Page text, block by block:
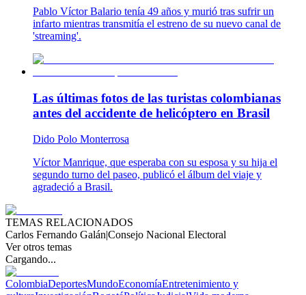
Pablo Víctor Balario tenía 49 años y murió tras sufrir un
infarto mientras transmitía el estreno de su nuevo canal de
'streaming'.
Las últimas fotos de las turistas colombianas
antes del accidente de helicóptero en Brasil
Dido Polo Monterrosa
Víctor Manrique, que esperaba con su esposa y su hija el
segundo turno del paseo, publicó el álbum del viaje y
agradeció a Brasil.
TEMAS RELACIONADOS
Carlos Fernando Galán|Consejo Nacional Electoral
Ver otros temas
Cargando...
ColombiaDeportesMundoEconomíaEntretenimiento y